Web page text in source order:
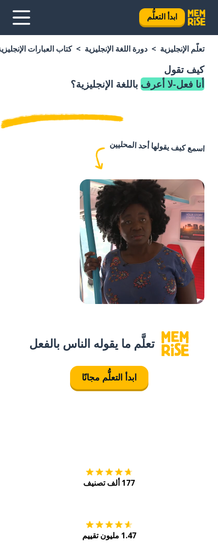
ابدأ التعلُّم
تعلَّم الإنجليزية دورة اللغة الإنجليزية كتاب العبارات
كيف تقول
أنا فعل-لا أعرف باللغة الإنجليزية؟
اسمع كيف يقولها أحد المحليين
تعلَّم ما يقوله الناس بالفعل
ابدأ التعلُّم مجانًا
177 ألف تصنيف
1.47 مليون تقييم